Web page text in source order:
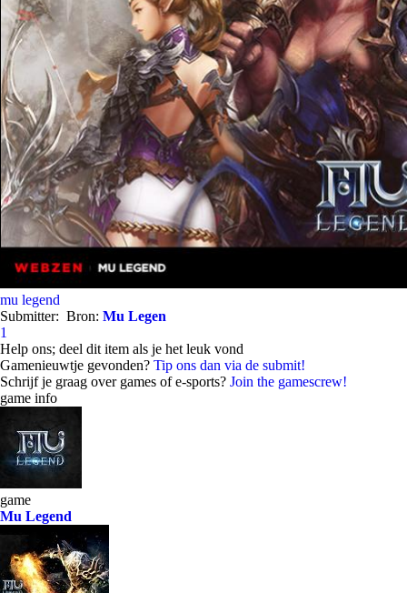
mu legend
Submitter: Bron: Mu Legen
1
Help ons; deel dit item als je het leuk vond
Gamenieuwtje gevonden? Tip ons dan via de submit!
Schrijf je graag over games of e-sports? Join the gamescrew!
game info
game
Mu Legend